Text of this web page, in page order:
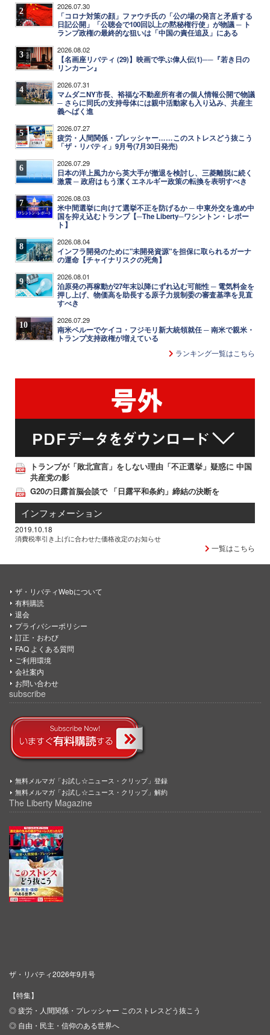
2 2026.07.30
「コロナ対策の顔」ファウチ氏の「公の場の発言と矛盾する
日記公開」「公聴会で100回以上の黙秘権行使」が物議 ─ ト
ランプ政権の最終的な狙いは「中国の責任追及」にある
3 2026.08.02
【名画座リバティ (29)】映画で学ぶ偉人伝(1)──『若き日の
リンカーン』
4 2026.07.31
マムダニNY市長、裕福な不動産所有者の個人情報公開で物議
─ さらに同氏の支持母体には親中活動家も入り込み、共産主
義へばく進
5 2026.07.27
疲労・人間関係・プレッシャー……このストレスどう抜こう
「ザ・リバティ」9月号(7月30日発売)
6 2026.07.29
日本の洋上風力から英大手が撤退を検討し、三菱離脱に続く
激震 ─ 政府はもう潔くエネルギー政策の転換を表明すべき
7 2026.08.03
米中間選挙に向けて選挙不正を防げるか ─ 中東外交を進め中
国を抑え込むトランプ【─The Liberty─ワシントン・レポー
ト】
8 2026.08.04
インフラ開発のために"未開発資源"を担保に取られるガーナ
の運命【チャイナリスクの死角】
9 2026.08.01
泊原発の再稼動が27年末以降にずれ込む可能性 ─ 電気料金を
押し上げ、物価高を助長する原子力規制委の審査基準を見直
すべき
10 2026.07.29
南米ペルーでケイコ・フジモリ新大統領就任 ─ 南米で親米・
トランプ支持政権が増えている
ランキング一覧はこちら
トランプが「敗北宣言」をしない理由「不正選挙」疑惑に 中国
共産党の影
G20の日露首脳会談で 「日露平和条約」締結の決断を
インフォメーション
2019.10.18
消費税率引き上げに合わせた価格改定のお知らせ
一覧はこちら
ザ・リバティWebについて
有料購読
退会
プライバシーポリシー
訂正・おわび
FAQ よくある質問
ご利用環境
会社案内
お問い合わせ
subscribe
無料メルマガ「お試し☆ニュース・クリップ」登録
無料メルマガ「お試し☆ニュース・クリップ」解約
The Liberty Magazine
ザ・リバティ2026年9月号
【特集】
◎ 疲労・人間関係・プレッシャー このストレスどう抜こう
◎ 自由・民主・信仰のある世界へ